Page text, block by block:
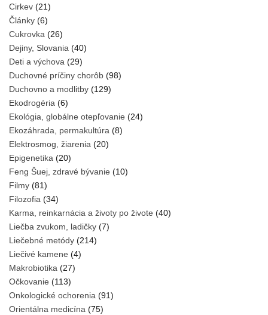
Cirkev (21)
Články (6)
Cukrovka (26)
Dejiny, Slovania (40)
Deti a výchova (29)
Duchovné príčiny chorôb (98)
Duchovno a modlitby (129)
Ekodrogéria (6)
Ekológia, globálne otepľovanie (24)
Ekozáhrada, permakultúra (8)
Elektrosmog, žiarenia (20)
Epigenetika (20)
Feng Šuej, zdravé bývanie (10)
Filmy (81)
Filozofia (34)
Karma, reinkarnácia a životy po živote (40)
Liečba zvukom, ladičky (7)
Liečebné metódy (214)
Liečivé kamene (4)
Makrobiotika (27)
Očkovanie (113)
Onkologické ochorenia (91)
Orientálna medicína (75)